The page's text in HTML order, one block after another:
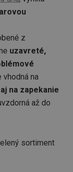
z
uzavreté,
vhodná na
na zapekanie
až do
sortiment